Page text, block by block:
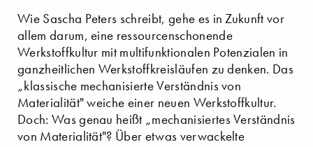
Wie Sascha Peters schreibt, gehe es in Zukunft vor
allem darum, eine ressourcenschonende
Werkstoffkultur mit multifunktionalen Potenzialen in
ganzheitlichen Werkstoffkreisläufen zu denken. Das
„klassische mechanisierte Verständnis von
Materialität" weiche einer neuen Werkstoffkultur.
Doch: Was genau heißt „mechanisiertes Verständnis
von Materialität"? Über etwas verwackelte